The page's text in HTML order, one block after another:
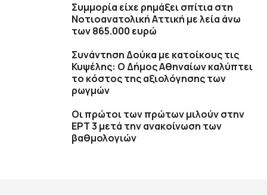
Συμμορία είχε ρημάξει σπίτια στη
Νοτιοανατολική Αττική με λεία άνω
των 865.000 ευρώ
Συνάντηση Δούκα με κατοίκους τις
Κυψέλης: Ο Δήμος Αθηναίων καλύπτει
το κόστος της αξιολόγησης των
ρωγμών
Οι πρώτοι των πρώτων μιλούν στην
ΕΡΤ 3 μετά την ανακοίνωση των
βαθμολογιών